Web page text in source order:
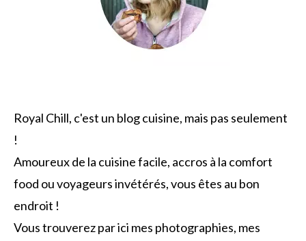
Royal Chill, c'est un blog cuisine, mais pas seulement
!
Amoureux de la cuisine facile, accros à la comfort
food ou voyageurs invétérés, vous êtes au bon
endroit !
Vous trouverez par ici mes photographies, mes